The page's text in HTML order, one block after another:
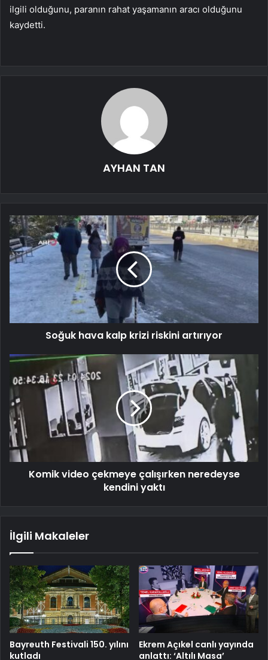
ilgili olduğunu, paranın rahat yaşamanın aracı olduğunu
kaydetti.
AYHAN TAN
Soğuk hava kalp krizi riskini artırıyor
Komik video çekmeye çalışırken neredeyse
kendini yaktı
İlgili Makaleler
Bayreuth Festivali 150. yılını
kutladı
Ekrem Açıkel canlı yayında
anlattı: ‘Altılı Masa’